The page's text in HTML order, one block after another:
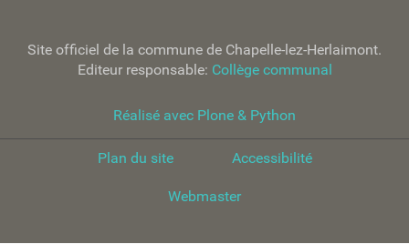
Site officiel de la commune de Chapelle-lez-Herlaimont.
Editeur responsable: Collège communal
Réalisé avec Plone & Python
Plan du site Accessibilité
Webmaster